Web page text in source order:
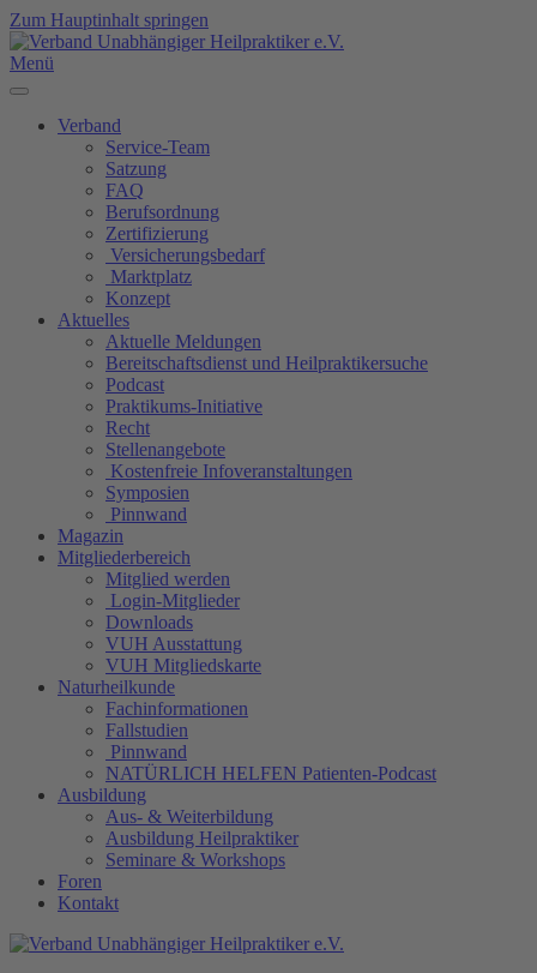
Zum Hauptinhalt springen
Menü
Verband
Service-Team
Satzung
FAQ
Berufsordnung
Zertifizierung
Versicherungsbedarf
Marktplatz
Konzept
Aktuelles
Aktuelle Meldungen
Bereitschaftsdienst und Heilpraktikersuche
Podcast
Praktikums-Initiative
Recht
Stellenangebote
Kostenfreie Infoveranstaltungen
Symposien
Pinnwand
Magazin
Mitgliederbereich
Mitglied werden
Login-Mitglieder
Downloads
VUH Ausstattung
VUH Mitgliedskarte
Naturheilkunde
Fachinformationen
Fallstudien
Pinnwand
NATÜRLICH HELFEN Patienten-Podcast
Ausbildung
Aus- & Weiterbildung
Ausbildung Heilpraktiker
Seminare & Workshops
Foren
Kontakt